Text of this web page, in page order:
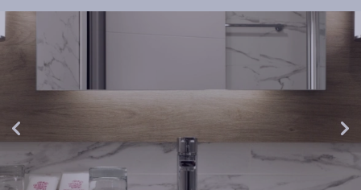
This carousel shows one large product image at a time. Use the